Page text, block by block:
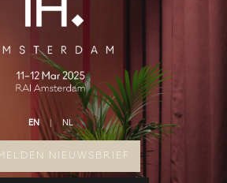
EN NL
NIEUWSBRIEF